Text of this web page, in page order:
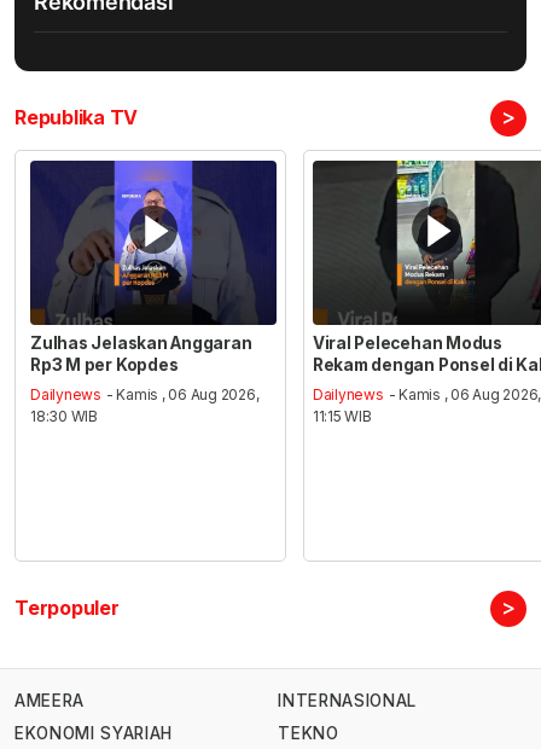
Republika TV >
Zulhas Jelaskan Anggaran
Rp3 M per Kopdes
Dailynews - Kamis , 06 Aug 2026,
18:30 WIB
Viral Pelecehan Modus
Rekam dengan Ponsel di
Dailynews - Kamis , 06 Aug 2026,
11:15 WIB
Terpopuler >
AMEERA
EKONOMI SYARIAH
INTERNASIONAL
TEKNO